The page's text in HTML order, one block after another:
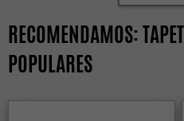
RECOMENDAMOS:
POPULARES